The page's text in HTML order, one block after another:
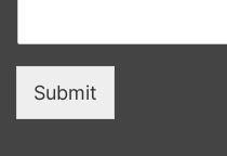
Submit